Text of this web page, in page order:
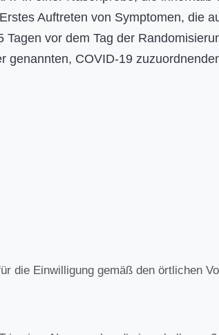
Auftreten von Symptomen, die
vor dem Tag der
genannten, COVID-19
die Einwilligung gemäß den örtlichen